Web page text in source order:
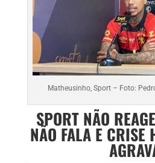
Matheusinho, Sport – Foto:
SPORT NÃO
NÃO FALA E CRISE